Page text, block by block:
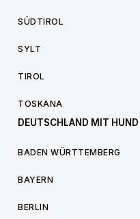
SÜDTIROL
SYLT
TIROL
TOSKANA
DEUTSCHLAND MIT HUND
BADEN WÜRTTEMBERG
BAYERN
BERLIN